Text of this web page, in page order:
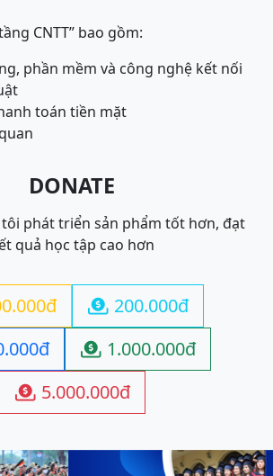
CNTT” bao gồm:
phần mềm và công nghệ kết nối
toán tiền mặt
DONATE
phát triển sản phẩm tốt hơn, đạt
quả học tập cao hơn
 200.000đ
 1.000.000đ
 5.000.000đ